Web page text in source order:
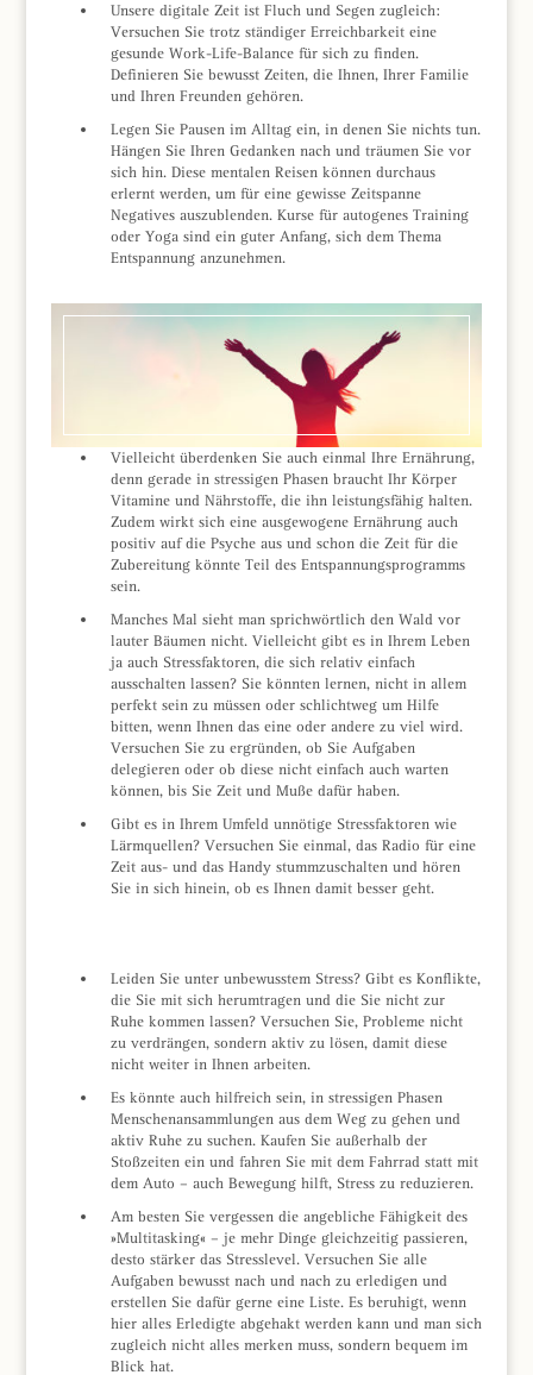
Unsere digitale Zeit ist Fluch und Segen zugleich:
Versuchen Sie trotz ständiger Erreichbarkeit eine
gesunde Work-Life-Balance für sich zu finden.
Definieren Sie bewusst Zeiten, die Ihnen, Ihrer Familie
und Ihren Freunden gehören.
Legen Sie Pausen im Alltag ein, in denen Sie nichts tun.
Hängen Sie Ihren Gedanken nach und träumen Sie vor
sich hin. Diese mentalen Reisen können durchaus
erlernt werden, um für eine gewisse Zeitspanne
Negatives auszublenden. Kurse für autogenes Training
oder Yoga sind ein guter Anfang, sich dem Thema
Entspannung anzunehmen.
Vielleicht überdenken Sie auch einmal Ihre Ernährung,
denn gerade in stressigen Phasen braucht Ihr Körper
Vitamine und Nährstoffe, die ihn leistungsfähig halten.
Zudem wirkt sich eine ausgewogene Ernährung auch
positiv auf die Psyche aus und schon die Zeit für die
Zubereitung könnte Teil des Entspannungsprogramms
sein.
Manches Mal sieht man sprichwörtlich den Wald vor
lauter Bäumen nicht. Vielleicht gibt es in Ihrem Leben
ja auch Stressfaktoren, die sich relativ einfach
ausschalten lassen? Sie könnten lernen, nicht in allem
perfekt sein zu müssen oder schlichtweg um Hilfe
bitten, wenn Ihnen das eine oder andere zu viel wird.
Versuchen Sie zu ergründen, ob Sie Aufgaben
delegieren oder ob diese nicht einfach auch warten
können, bis Sie Zeit und Muße dafür haben.
Gibt es in Ihrem Umfeld unnötige Stressfaktoren wie
Lärmquellen? Versuchen Sie einmal, das Radio für eine
Zeit aus- und das Handy stummzuschalten und hören
Sie in sich hinein, ob es Ihnen damit besser geht.
Leiden Sie unter unbewusstem Stress? Gibt es Konflikte,
die Sie mit sich herumtragen und die Sie nicht zur
Ruhe kommen lassen? Versuchen Sie, Probleme nicht
zu verdrängen, sondern aktiv zu lösen, damit diese
nicht weiter in Ihnen arbeiten.
Es könnte auch hilfreich sein, in stressigen Phasen
Menschenansammlungen aus dem Weg zu gehen und
aktiv Ruhe zu suchen. Kaufen Sie außerhalb der
Stoßzeiten ein und fahren Sie mit dem Fahrrad statt mit
dem Auto – auch Bewegung hilft, Stress zu reduzieren.
Am besten Sie vergessen die angebliche Fähigkeit des
»Multitasking« – je mehr Dinge gleichzeitig passieren,
desto stärker das Stresslevel. Versuchen Sie alle
Aufgaben bewusst nach und nach zu erledigen und
erstellen Sie dafür gerne eine Liste. Es beruhigt, wenn
hier alles Erledigte abgehakt werden kann und man sich
zugleich nicht alles merken muss, sondern bequem im
Blick hat.